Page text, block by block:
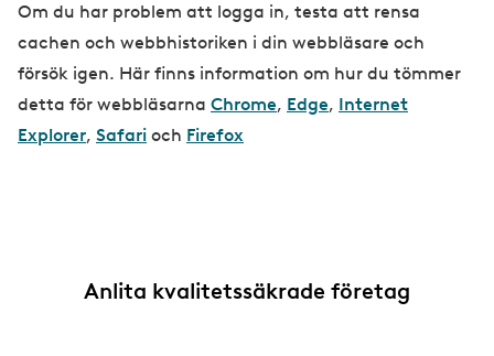
Om du har problem att logga in, testa att rensa
cachen och webbhistoriken i din webbläsare och
försök igen. Här finns information om hur du tömmer
detta för webbläsarna Chrome, Edge, Internet
Explorer, Safari och Firefox
Anlita kvalitetssäkrade företag